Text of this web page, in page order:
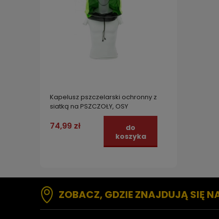
Kapelusz pszczelarski ochronny z
siatką na PSZCZOŁY, OSY
74,99 zł
do
koszyka
ZOBACZ, GDZIE ZNAJDUJĄ SIĘ